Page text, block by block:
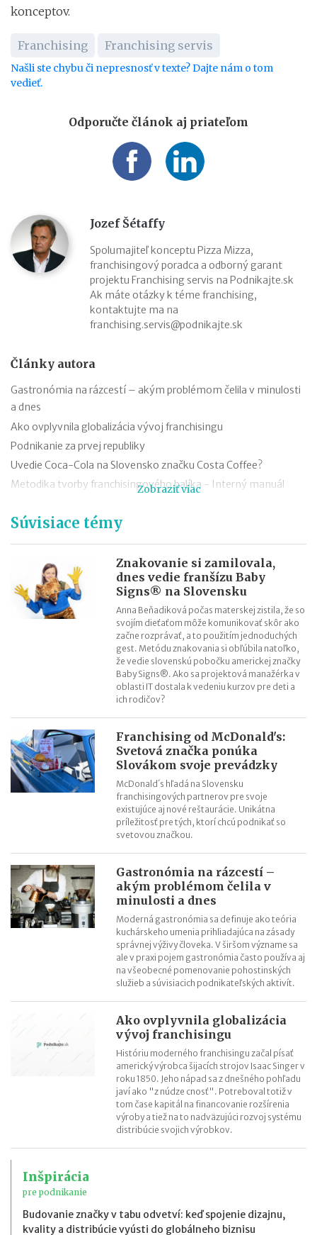
konceptov.
Franchising Franchising servis
Našli ste chybu či nepresnosť v texte? Dajte nám o tom
vedieť.
Odporučte článok aj priateľom
Jozef Šétaffy
Spolumajiteľ konceptu Pizza Mizza,
franchisingový poradca a odborný garant
projektu Franchising servis na Podnikajte.sk
Ak máte otázky k téme franchising,
kontaktujte ma na
franchising.servis@podnikajte.sk
Články autora
Gastronómia na rázcestí – akým problémom čelila v minulosti
a dnes
Ako ovplyvnila globalizácia vývoj franchisingu
Podnikanie za prvej republiky
Uvedie Coca-Cola na Slovensko značku Costa Coffee?
Metodika tvorby franchisingového balíka - Interný manuál
Metodika tvorby franchisingového balíka - prevádzkový
Metodika tvorby franchisingového balíka – franchisingové
manuály
Metodika tvorby franchisingového balíka
Rodinné podnikanie slovenská legislatíva osobitne nedefinuje
124 rokov úspechu značky Baťa
Zobraziť viac
Súvisiace témy
Znakovanie si zamilovala,
dnes vedie franšízu Baby
Signs® na Slovensku
Anna Beňadiková počas materskej zistila, že so
svojím dieťaťom môže komunikovať skôr ako
začne rozprávať, a to použitím jednoduchých
gest. Metódu znakovania si obľúbila natoľko,
že vedie slovenskú pobočku americkej značky
Baby Signs®. Ako sa projektová manažérka v
oblasti IT dostala k vedeniu kurzov pre deti a
ich rodičov?
Franchising od McDonald's:
Svetová značka ponúka
Slovákom svoje prevádzky
McDonald´s hľadá na Slovensku
franchisingových partnerov pre svoje
existujúce aj nové reštaurácie. Unikátna
príležitosť pre tých, ktorí chcú podnikať so
svetovou značkou.
Gastronómia na rázcestí –
akým problémom čelila v
minulosti a dnes
Moderná gastronómia sa definuje ako teória
kuchárskeho umenia prihliadajúca na zásady
správnej výživy človeka. V širšom význame sa
ale v praxi pojem gastronómia často používa aj
na všeobecné pomenovanie pohostinských
služieb a súvisiacich podnikateľských aktivít.
Ako ovplyvnila globalizácia
vývoj franchisingu
Históriu moderného franchisingu začal písať
americký výrobca šijacích strojov Isaac Singer v
roku 1850. Jeho nápad sa z dnešného pohľadu
javí ako "z núdze cnosť". Potreboval totiž v
tom čase kapitál na financovanie rozšírenia
výroby a tiež na to nadväzujúci rozvoj systému
distribúcie svojich výrobkov.
Inšpirácia
pre podnikanie
Budovanie značky v tabu odvetví: keď spojenie dizajnu,
kvality a distribúcie vyústi do globálneho biznisu